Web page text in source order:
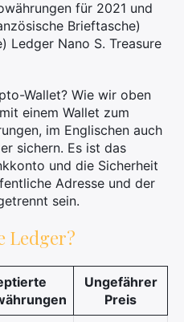
für 2021 und
Brieftasche)
Ledger Nano S. Treasure
Wallet? Wie wir oben
einem Wallet zum
im Englischen auch
sichern. Es ist das
und die Sicherheit
Adresse und der
sein.
Ledger?
Ungefährer
Preis